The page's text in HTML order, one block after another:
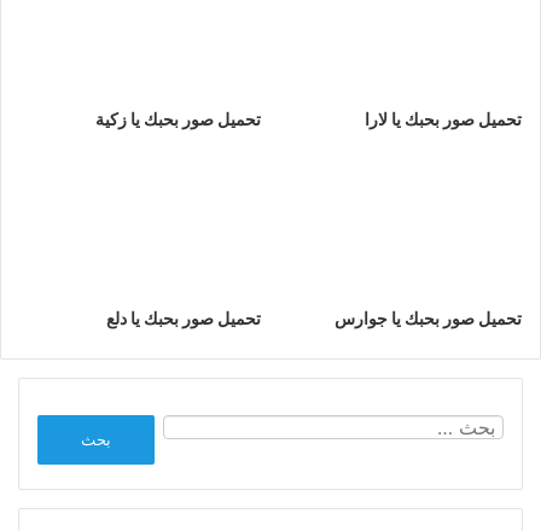
تحميل صور بحبك يا لارا تحميل صور بحبك يا زكية
تحميل صور بحبك يا جوارس تحميل صور بحبك يا دلع